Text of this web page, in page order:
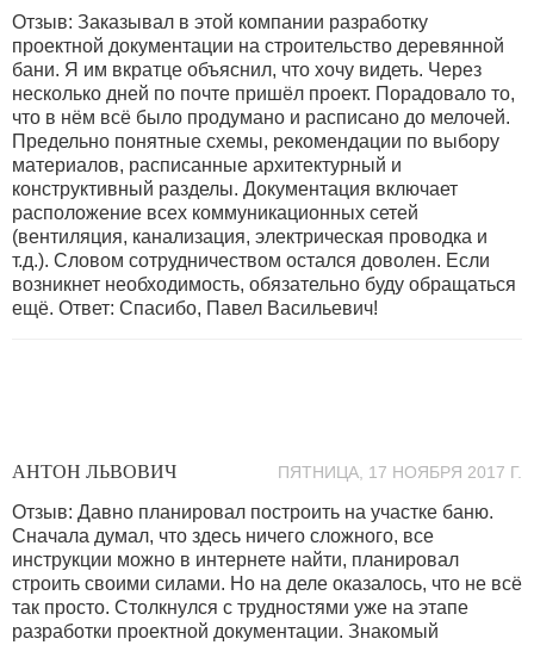
Отзыв: Заказывал в этой компании разработку
проектной документации на строительство деревянной
бани. Я им вкратце объяснил, что хочу видеть. Через
несколько дней по почте пришёл проект. Порадовало то,
что в нём всё было продумано и расписано до мелочей.
Предельно понятные схемы, рекомендации по выбору
материалов, расписанные архитектурный и
конструктивный разделы. Документация включает
расположение всех коммуникационных сетей
(вентиляция, канализация, электрическая проводка и
т.д.). Словом сотрудничеством остался доволен. Если
возникнет необходимость, обязательно буду обращаться
ещё. Ответ: Спасибо, Павел Васильевич!
АНТОН ЛЬВОВИЧ ПЯТНИЦА, 17 НОЯБРЯ 2017 Г.
Отзыв: Давно планировал построить на участке баню.
Сначала думал, что здесь ничего сложного, все
инструкции можно в интернете найти, планировал
строить своими силами. Но на деле оказалось, что не всё
так просто. Столкнулся с трудностями уже на этапе
разработки проектной документации. Знакомый